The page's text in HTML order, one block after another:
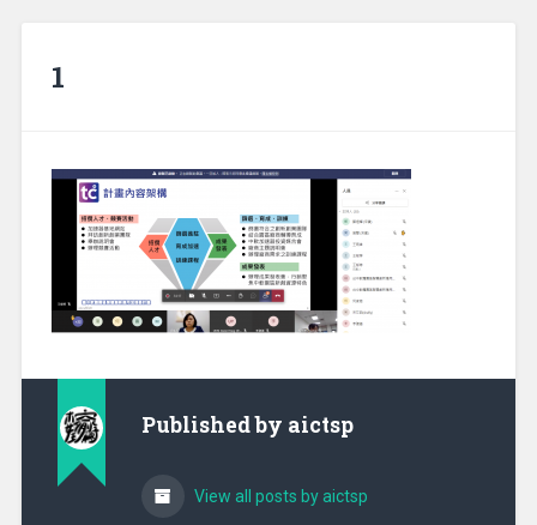
1
Published by aictsp
View all posts by aictsp